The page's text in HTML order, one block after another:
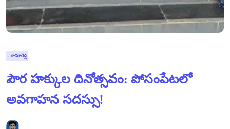
- కామారెడ్డి
పౌర హక్కుల దినోత్సవం: పోసంపేటలో
అవగాహన సదస్సు!